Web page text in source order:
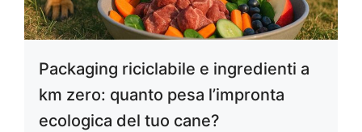
Packaging riciclabile e ingredienti a
km zero: quanto pesa l’impronta
ecologica del tuo cane?